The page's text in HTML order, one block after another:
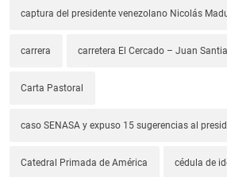
captura del presidente venezolano Nicolás
carrera carretera El Cercado – Juan
Carta Pastoral
caso SENASA y expuso 15 sugerencias al
Catedral Primada de América cédula de